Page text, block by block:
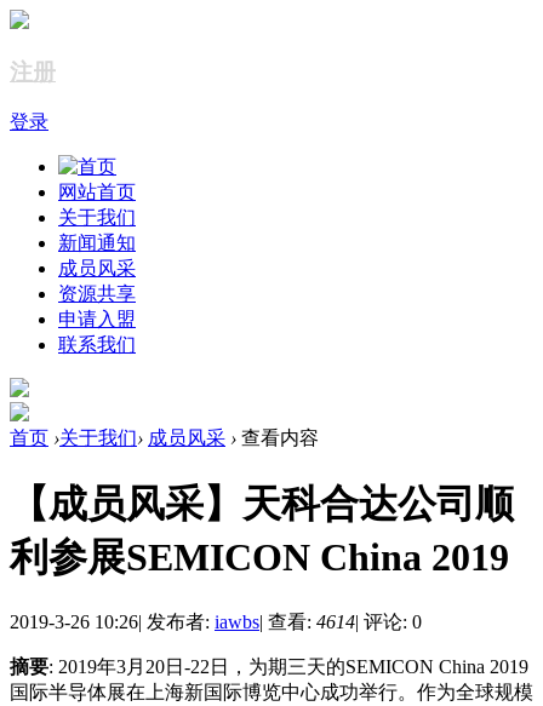
注册
登录
网站首页
关于我们
新闻通知
成员风采
资源共享
申请入盟
联系我们
首页 ›关于我们› 成员风采 › 查看内容
【成员风采】天科合达公司顺
利参展SEMICON China 2019
2019-3-26 10:26| 发布者: iawbs| 查看: 4614| 评论: 0
摘要: 2019年3月20日-22日，为期三天的SEMICON China 2019
国际半导体展在上海新国际博览中心成功举行。作为全球规模